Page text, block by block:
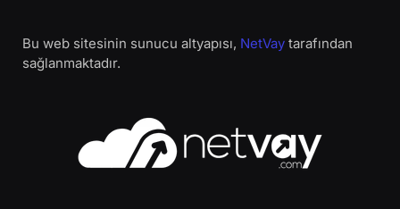
Bu web sitesinin sunucu altyapısı, NetVay tarafından
sağlanmaktadır.